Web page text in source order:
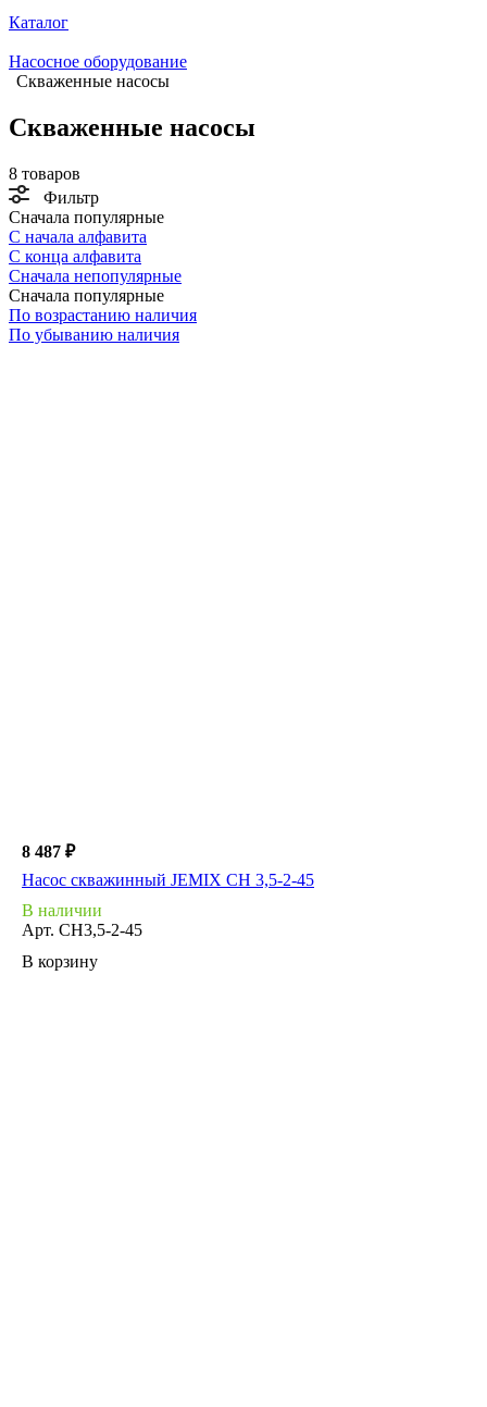
Каталог
Насосное оборудование
Скваженные насосы
Скваженные насосы
8 товаров
Фильтр
Сначала популярные
С начала алфавита
С конца алфавита
Сначала непопулярные
Сначала популярные
По возрастанию наличия
По убыванию наличия
8 487 ₽
Насос скважинный JEMIX СН 3,5-2-45
В наличии
Арт. СН3,5-2-45
В корзину